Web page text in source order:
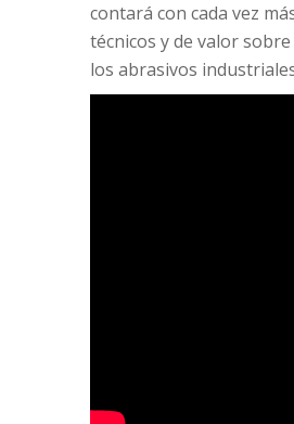
contará con cada vez
técnicos y de valor
los abrasivos